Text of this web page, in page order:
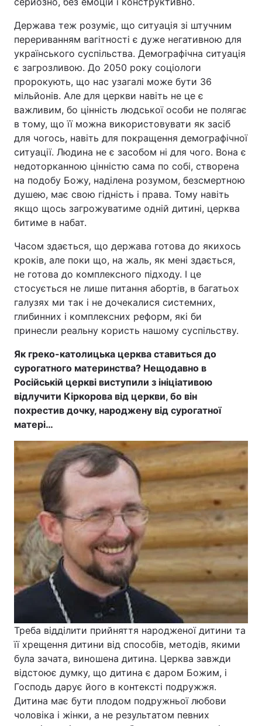
Держава теж розуміє, що ситуація зі штучним
перериванням вагітності є дуже негативною для
українського суспільства. Демографічна ситуація
є загрозливою. До 2050 року соціологи
пророкують, що нас узагалі може бути 36
мільйонів. Але для церкви навіть не це є
важливим, бо цінність людської особи не полягає
в тому, що її можна використовувати як засіб
для чогось, навіть для покращення демографічної
ситуації. Людина не є засобом ні для чого. Вона є
недоторканною цінністю сама по собі, створена
на подобу Божу, наділена розумом, безсмертною
душею, має свою гідність і права. Тому навіть
якщо щось загрожуватиме одній дитині, церква
битиме в набат.
Часом здається, що держава готова до якихось
кроків, але поки що, на жаль, як мені здається,
не готова до комплексного підходу. І це
стосується не лише питання абортів, в багатьох
галузях ми так і не дочекалися системних,
глибинних і комплексних реформ, які би
принесли реальну користь нашому суспільству.
Як греко-католицька церква ставиться до
сурогатного материнства? Нещодавно в
Російській церкві виступили з ініціативою
відлучити Кіркорова від церкви, бо він
похрестив дочку, народжену від сурогатної
матері…
Треба відділити прийняття народженої дитини та
її хрещення дитини від способів, методів, якими
була зачата, виношена дитина. Церква завжди
відстоює думку, що дитина є даром Божим, і
Господь дарує його в контексті подружжя.
Дитина має бути плодом подружньої любови
чоловіка і жінки, а не результатом певних